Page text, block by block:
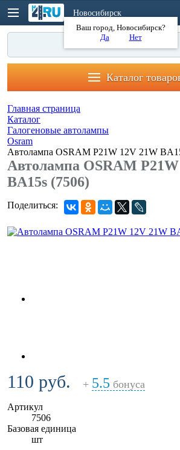
Новосибирск
Ваш город, Новосибирск?
Да
Нет
Каталог
Главная страница
Каталог
Галогеновые автолампы
Osram
Автолампа OSRAM P21W 12V 21W
Автолампа OSRAM
BA15s (7506)
Поделиться:
110 руб. + 5.5 бонуса
Артикул
7506
Базовая единица
шт